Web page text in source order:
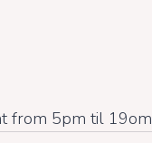
from 5pm til 19om